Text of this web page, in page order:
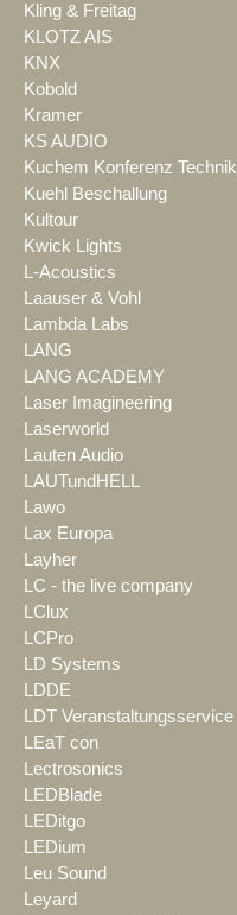
Kling & Freitag
KLOTZ AIS
KNX
Kobold
Kramer
KS AUDIO
Kuchem Konferenz Technik
Kuehl Beschallung
Kultour
Kwick Lights
L-Acoustics
Laauser & Vohl
Lambda Labs
LANG
LANG ACADEMY
Laser Imagineering
Laserworld
Lauten Audio
LAUTundHELL
Lawo
Lax Europa
Layher
LC - the live company
LClux
LCPro
LD Systems
LDDE
LDT Veranstaltungsservice
LEaT con
Lectrosonics
LEDBlade
LEDitgo
LEDium
Leu Sound
Leyard